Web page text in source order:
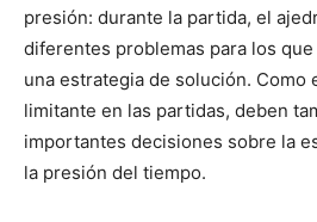
presión: durante la partida, el
diferentes problemas para los
una estrategia de solución. Como
limitante en las partidas, deben
importantes decisiones sobre la
la presión del tiempo.